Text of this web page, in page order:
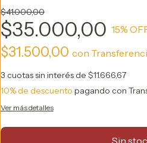
$41.000,00
$35.000,00 15%
$31.500,00 con
3 cuotas sin interés de $11.666,67
10% de descuento pagando con
Ver más detalles